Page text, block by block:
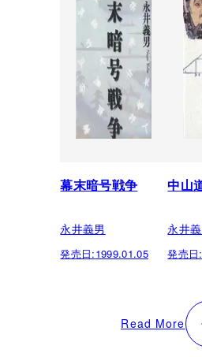
幕末暗号戦争
永井義男
発売日:1999.01.05
中山
永井
発売日:
Read More